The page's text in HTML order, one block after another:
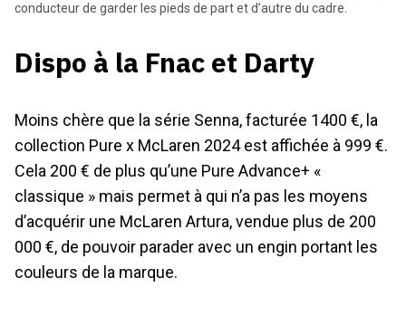
conducteur de garder les pieds de part et d’autre du cadre.
Dispo à la Fnac et Darty
Moins chère que la série Senna, facturée 1400 €, la
collection Pure x McLaren 2024 est affichée à 999 €.
Cela 200 € de plus qu’une Pure Advance+ «
classique » mais permet à qui n’a pas les moyens
d’acquérir une McLaren Artura, vendue plus de 200
000 €, de pouvoir parader avec un engin portant les
couleurs de la marque.